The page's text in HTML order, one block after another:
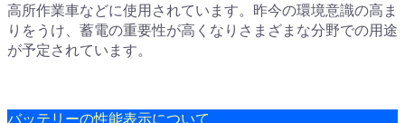
高所作業車などに使用されています。昨今の環境意識の高ま
りをうけ、蓄電の重要性が高くなりさまざまな分野での用途
が予定されています。
バッテリーの性能表示について